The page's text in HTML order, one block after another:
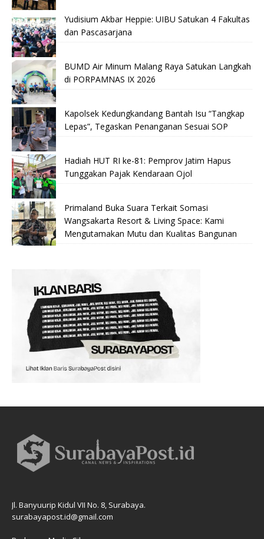
Yudisium Akbar Heppie: UIBU Satukan 4 Fakultas
dan Pascasarjana
BUMD Air Minum Malang Raya Satukan Langkah
di PORPAMNAS IX 2026
Kapolsek Kedungkandang Bantah Isu “Tangkap
Lepas”, Tegaskan Penanganan Sesuai SOP
Hadiah HUT RI ke-81: Pemprov Jatim Hapus
Tunggakan Pajak Kendaraan Ojol
Primaland Buka Suara Terkait Somasi
Wangsakarta Resort & Living Space: Kami
Mengutamakan Mutu dan Kualitas Bangunan
Jl. Banyuurip Kidul VII No. 8, Surabaya.
surabayapost.id@gmail.com